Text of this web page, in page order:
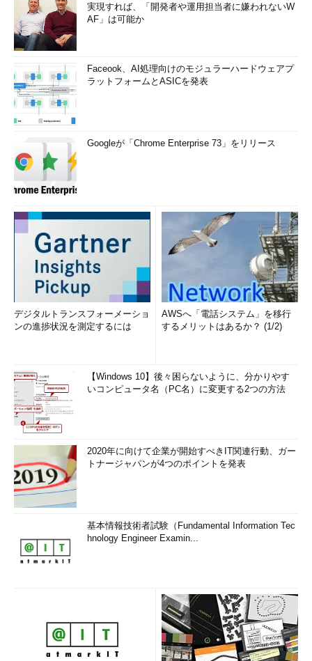
実現すれば、「開発者や運用担当者に嫌われないW
AF」は可能か
Faceook、AI処理向けのモジュラーハードウェアプ
ラットフォームとASICを発表
Googleが「Chrome Enterprise 73」をリリース
デジタルトランスフォーメーショ
ンの進捗状況を測定するには
AWSへ「電話システム」を移行
するメリットはあるか？ (1/2)
【Windows 10】後々困らないように、分かりやす
いコンピュータ名（PC名）に変更する2つの方法
2020年に向けて企業が開始すべきIT関連行動、ガー
トナージャパンが4つのポイントを発表
基本情報技術者試験（Fundamental Information Tec
hnology Engineer Examin...